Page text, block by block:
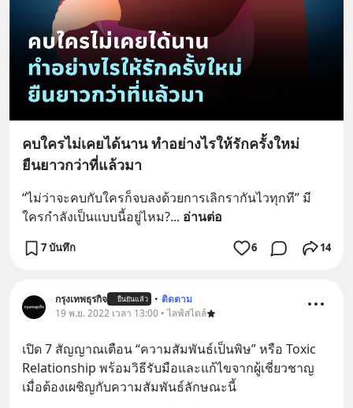
คบใครไม่เคยได้นาน ทำอย่างไรให้รักครั้งใหม่
ยืนยาวกว่าที่แล้วมา
“ไม่ว่าจะคบกับใครก็จบลงด้วยการเลิกรากันไวทุกที” มี
ใครกำลังเป็นแบบนี้อยู่ไหม?... อ่านต่อ
7 บันทึก 6 14
กรุงเทพธุรกิจ ยืนยันแล้ว • ติดตาม
19 พ.ย. 2022 เวลา 13:00 • ไลฟ์สไตล์
เปิด 7 สัญญาณเตือน “ความสัมพันธ์เป็นพิษ” หรือ Toxic
Relationship พร้อมวิธีรับมือและแก้ไขจากผู้เชี่ยวชาญ
เมื่อต้องเผชิญกับความสัมพันธ์ลักษณะนี้